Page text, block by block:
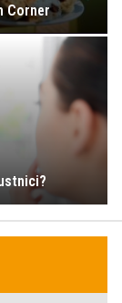
Corner